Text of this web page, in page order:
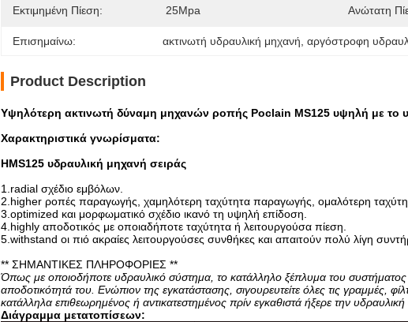
Εκτιμημένη Πίεση: 25Mpa Ανώτατη
Επισημαίνω: ακτινωτή υδραυλική μηχανή αργόστροφη
Product Description
Υψηλότερη ακτινωτή δύναμη μηχανών ροπής Poclain MS125 υψηλή με το
Χαρακτηριστικά γνωρίσματα:
HMS125 υδραυλική μηχανή σειράς
1.radial σχέδιο εμβόλων.
2.higher ροπές παραγωγής, χαμηλότερη ταχύτητα παραγωγής, ομαλότερη
3.optimized και μορφωματικό σχέδιο ικανό τη υψηλή επίδοση.
4.highly αποδοτικός με οποιαδήποτε ταχύτητα ή λειτουργούσα πίεση.
5.withstand οι πιό ακραίες λειτουργούσες συνθήκες και απαιτούν πολύ λίγη
** ΣΗΜΑΝΤΙΚΕΣ ΠΛΗΡΟΦΟΡΙΕΣ **
Όπως με οποιοδήποτε υδραυλικό σύστημα, το κατάλληλο ξέπλυμα του συστήματος
αποδοτικότητά του. Ενώπιον της εγκατάστασης, σιγουρευτείτε όλες τις γραμμές,
κατάλληλα επιθεωρημένος ή αντικατεστημένος πρίν εγκαθιστά ήξερε την
Διάγραμμα μετατοπίσεων: